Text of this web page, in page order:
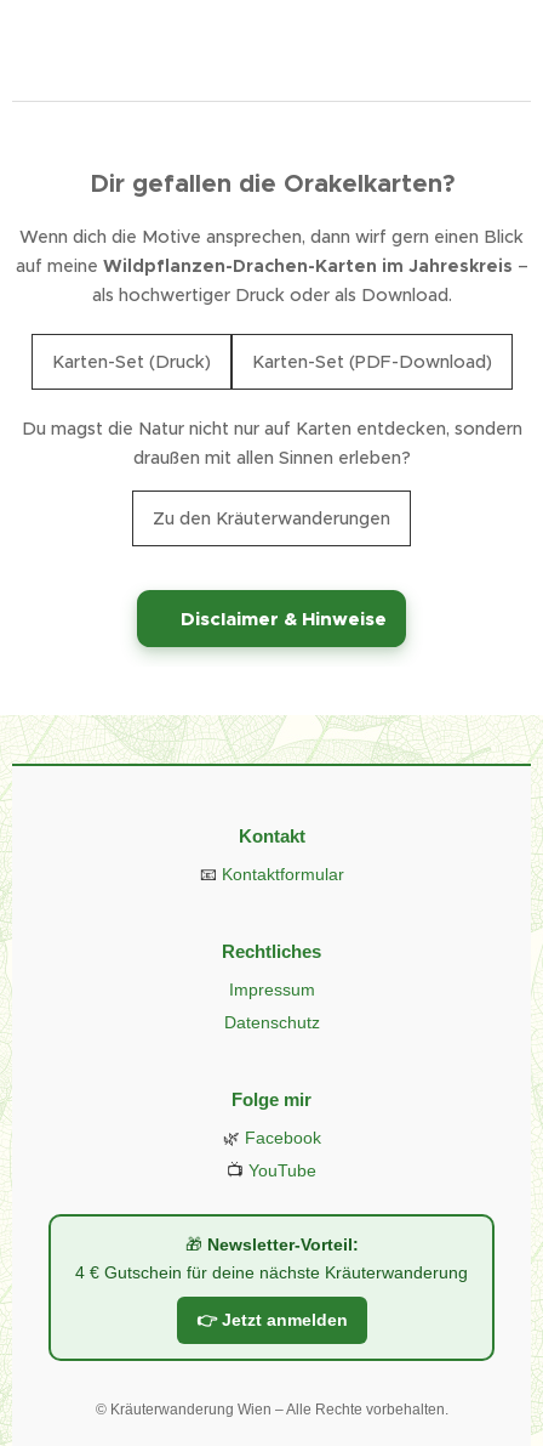
Dir gefallen die Orakelkarten?
Wenn dich die Motive ansprechen, dann wirf gern einen Blick
auf meine Wildpflanzen-Drachen-Karten im Jahreskreis –
als hochwertiger Druck oder als Download.
Karten-Set (Druck) Karten-Set (PDF-Download)
Du magst die Natur nicht nur auf Karten entdecken, sondern
draußen mit allen Sinnen erleben?
Zu den Kräuterwanderungen
Disclaimer & Hinweise
Kontakt
📧 Kontaktformular
Rechtliches
Impressum
Datenschutz
Folge mir
🌿 Facebook
📺 YouTube
🎁 Newsletter-Vorteil:
4 € Gutschein für deine nächste Kräuterwanderung
👉 Jetzt anmelden
© Kräuterwanderung Wien – Alle Rechte vorbehalten.